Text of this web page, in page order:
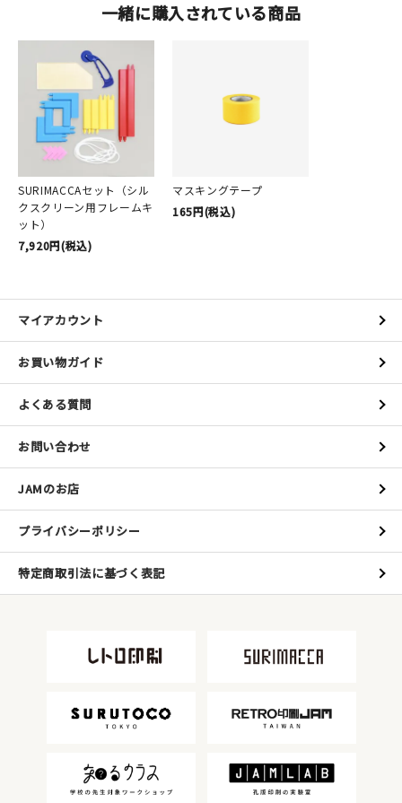
一緒に購入されている商品
SURIMACCAセット（シル
クスクリーン用フレームキ
ット）
7,920円(税込)
マスキングテープ
165円(税込)
マイアカウント
お買い物ガイド
よくある質問
お問い合わせ
JAMのお店
プライバシーポリシー
特定商取引法に基づく表記